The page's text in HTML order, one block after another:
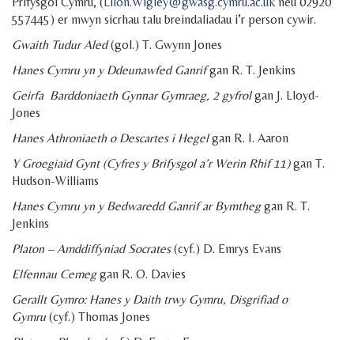
557445) er mwyn sicrhau talu breindaliadau i’r person cywir.
Gwaith Tudur Aled(gol.) T. Gwynn Jones
Hanes Cymru yn y Ddeunawfed Ganrifgan R. T. Jenkins
Geirfa Barddoniaeth Gynnar Gymraeg, 2 gyfrolgan J. Lloyd-
Jones
Hanes Athroniaeth o Descartes i Hegelgan R. I. Aaron
Y Groegiaid Gynt (Cyfres y Brifysgol a’r Werin Rhif 11)gan T.
Hudson-Williams
Hanes Cymru yn y Bedwaredd Ganrif ar Bymtheggan R. T.
Jenkins
Platon – Amddiffyniad Socrates(cyf.) D. Emrys Evans
Elfennau Cemeggan R. O. Davies
Gerallt Gymro: Hanes y Daith trwy Gymru, Disgrifiad o
Gymru (cyf.) Thomas Jones